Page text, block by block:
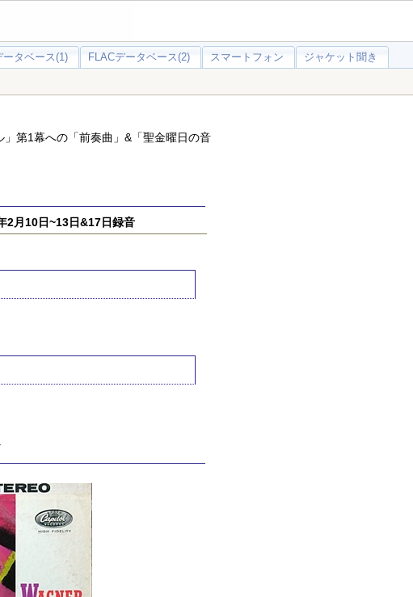
ータベース(1) FLACデータベース(2) スマートフォン ジャケット聞き
第1幕への「前奏曲」&「聖金曜日の音
2月10日~13日&17日録音